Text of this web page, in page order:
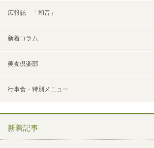
広報誌 「和音」
新着コラム
美食倶楽部
行事食・特別メニュー
新着記事